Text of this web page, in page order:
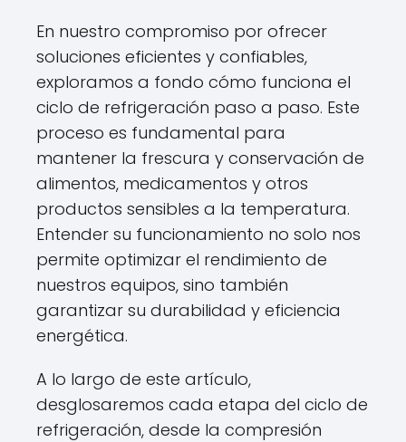
En nuestro compromiso por ofrecer
soluciones eficientes y confiables,
exploramos a fondo cómo funciona el
ciclo de refrigeración paso a paso. Este
proceso es fundamental para
mantener la frescura y conservación de
alimentos, medicamentos y otros
productos sensibles a la temperatura.
Entender su funcionamiento no solo nos
permite optimizar el rendimiento de
nuestros equipos, sino también
garantizar su durabilidad y eficiencia
energética.
A lo largo de este artículo,
desglosaremos cada etapa del ciclo de
refrigeración, desde la compresión